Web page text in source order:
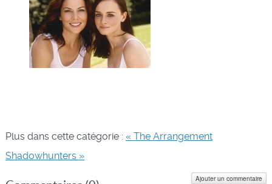
Plus dans cette catégorie : « The Arrangement
Shadowhunters »
Ajouter un commentaire